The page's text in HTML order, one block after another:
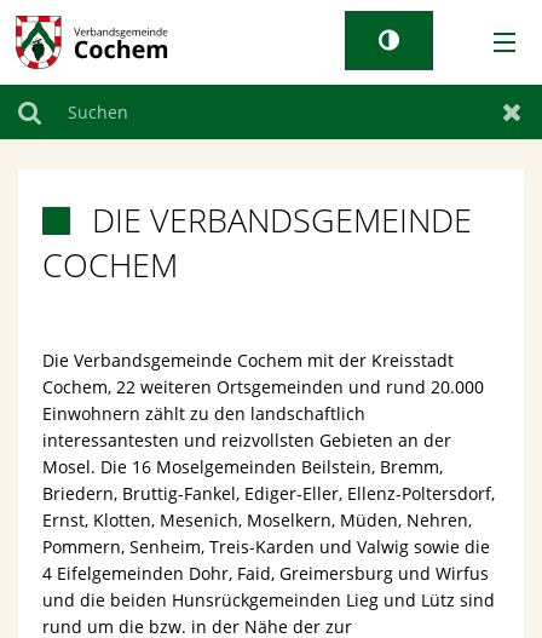
AKTUELLES
TOURISMUS
LEBEN BEI UNS
DIE VERBANDSGEMEINDE
COCHEM
Die Verbandsgemeinde Cochem mit der Kreisstadt
Cochem, 22 weiteren Ortsgemeinden und rund 20.000
Einwohnern zählt zu den landschaftlich
interessantesten und reizvollsten Gebieten an der
Mosel. Die 16 Moselgemeinden Beilstein, Bremm,
Briedern, Bruttig-Fankel, Ediger-Eller, Ellenz-Poltersdorf,
Ernst, Klotten, Mesenich, Moselkern, Müden, Nehren,
Pommern, Senheim, Treis-Karden und Valwig sowie die
4 Eifelgemeinden Dohr, Faid, Greimersburg und Wirfus
und die beiden Hunsrückgemeinden Lieg und Lütz sind
rund um die bzw. in der Nähe der zur